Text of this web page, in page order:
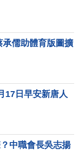
儒助體育版圖擴
17日早安新唐人
中職會長吳志揚